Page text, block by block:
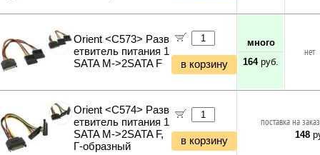
Orient <C573> Разв
етвитель питания 1
SATA M->2SATA F
в корзину
много
164руб.
нет
Orient <C574> Разв
етвитель питания 1
SATA M->2SATA F,
Г-образный
в корзину
поставка на
148